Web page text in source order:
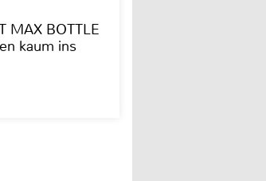
MAX BOTTLE
kaum ins